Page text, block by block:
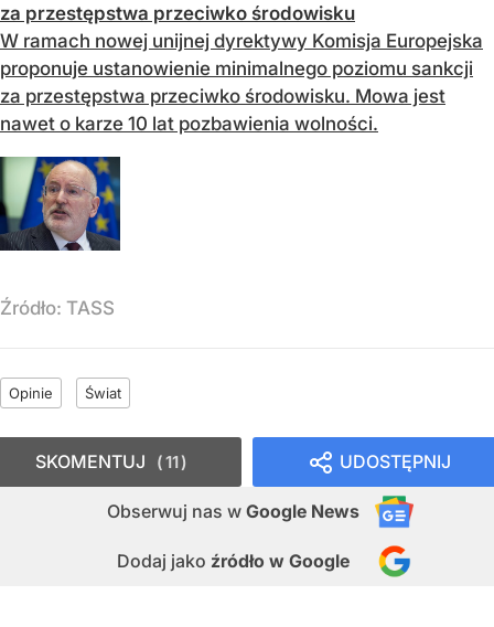
za przestępstwa przeciwko środowisku
W ramach nowej unijnej dyrektywy Komisja Europejska
proponuje ustanowienie minimalnego poziomu sankcji
za przestępstwa przeciwko środowisku. Mowa jest
nawet o karze 10 lat pozbawienia wolności.
Źródło: TASS
Opinie Świat
UDOSTĘPNIJ
Obserwuj nas w Google News
Dodaj jako źródło w Google
SKOMENTUJ 11